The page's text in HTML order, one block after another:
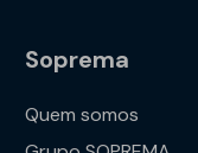
Soprema
Quem somos